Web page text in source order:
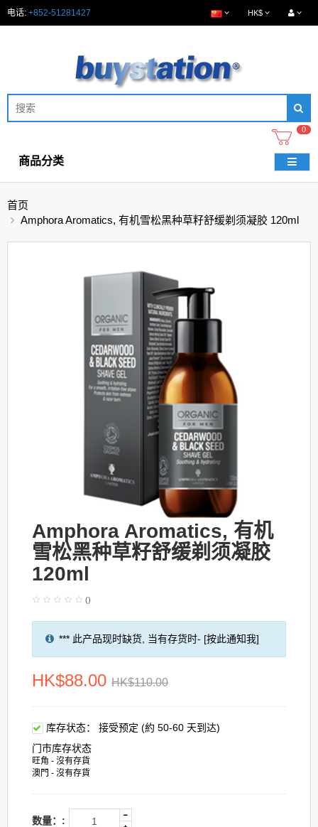
电话: +852-51281427 HK$
0
商品分类
首页
Amphora Aromatics, 有机雪松黑种草籽舒缓剃须凝胶 120ml
Amphora Aromatics, 有机
雪松黑种草籽舒缓剃须凝胶
120ml
()
*** 此产品现时缺货, 当有存货时- [按此通知我]
HK$88.00 HK$110.00
库存状态：
接受预定 (約 50-60 天到达)
门市库存状态
旺角 - 沒有存貨
澳門 - 沒有存貨
数量：: